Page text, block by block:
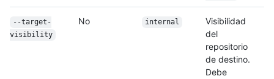
--target-
visibility
No internal
Visibilidad
del
repositorio
de destino.
Debe